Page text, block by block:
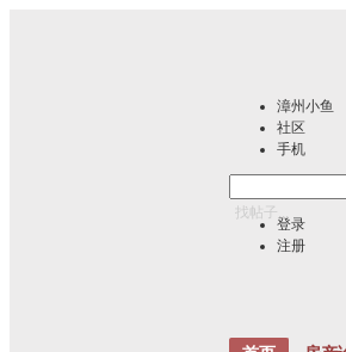
漳州小鱼
社区
手机
找帖子...
登录
注册